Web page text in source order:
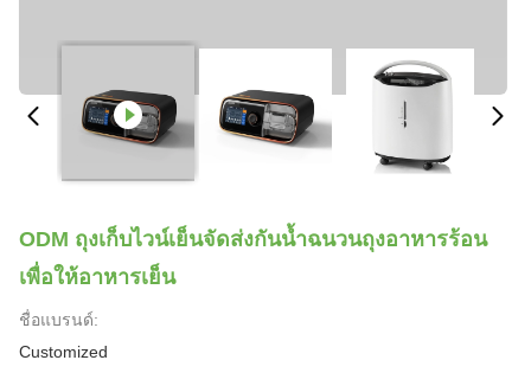
ODM ถุงเก็บไวน์เย็นจัดส่งกันน้ำฉนวนถุงอาหารร้อน
เพื่อให้อาหารเย็น
ชื่อแบรนด์:
Customized